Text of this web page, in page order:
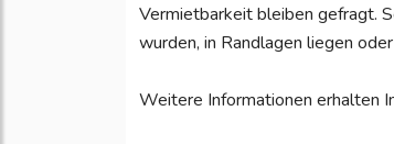
Vermietbarkeit bleiben gefragt.
wurden, in Randlagen liegen
Weitere Informationen erhalten